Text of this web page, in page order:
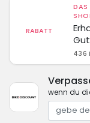
RABATT
DAS
436
wenn du